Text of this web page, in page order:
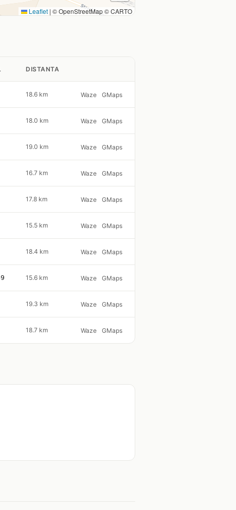
Leaflet | © OpenStreetMap © CARTO
DISTANTA
18.6 km Waze GMaps
18.0 km Waze GMaps
19.0 km Waze GMaps
16.7 km Waze GMaps
17.8 km Waze GMaps
15.5 km Waze GMaps
18.4 km Waze GMaps
15.6 km Waze GMaps
19.3 km Waze GMaps
18.7 km Waze GMaps